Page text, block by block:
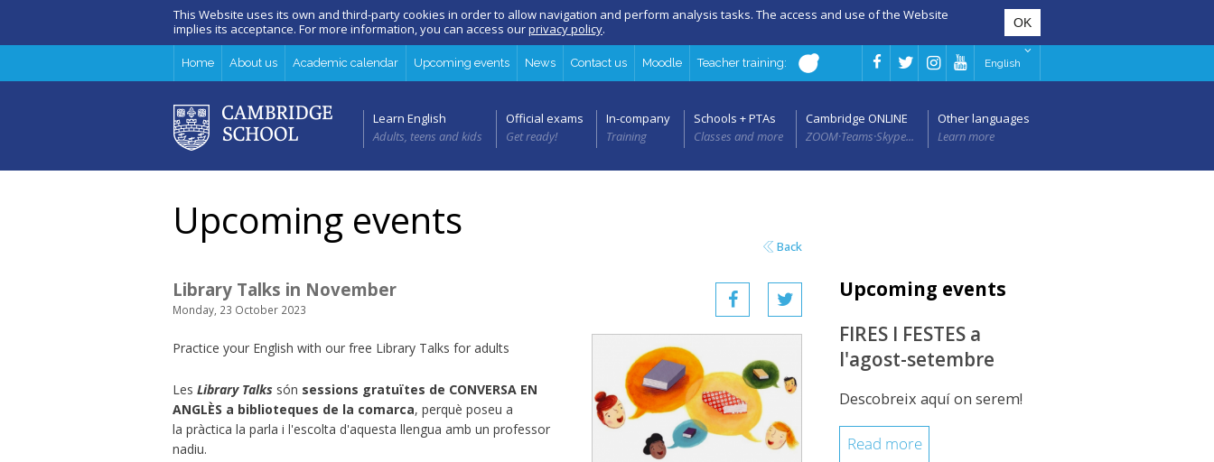
This Website uses its own and third-party cookies in order to allow navigation and perform analysis tasks. The access and use of the Website
implies its acceptance. For more information, you can access ourprivacy policy.
Home About us Academic calendar Upcoming events News Contact us Moodle Teacher training: English
Learn English
Adults, teens and kids
Official exams
Get ready!
In-company
Training
Schools + PTAs
Classes and more
Cambridge ONLINE
ZOOM·Teams·Skype...
Other languages
Learn more
Upcoming events
Back
Upcoming events
FIRES I FESTES a
l'agost-setembre
Descobreix aquí on serem!
Read more
Library Talks in November
Monday, 23 October 2023
Practice your English with our free Library Talks for adults
Les Library Talks són sessions gratuïtes de CONVERSA EN
ANGLÈS a biblioteques de la comarca, perquè poseu a
la pràctica la parla i l'escolta d'aquesta llengua amb un professor
nadiu.